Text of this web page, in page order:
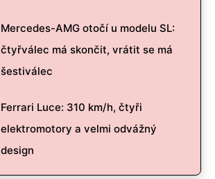
Mercedes-AMG otočí u modelu SL:
čtyřválec má skončit, vrátit se má
šestiválec
Ferrari Luce: 310 km/h, čtyři
elektromotory a velmi odvážný
design